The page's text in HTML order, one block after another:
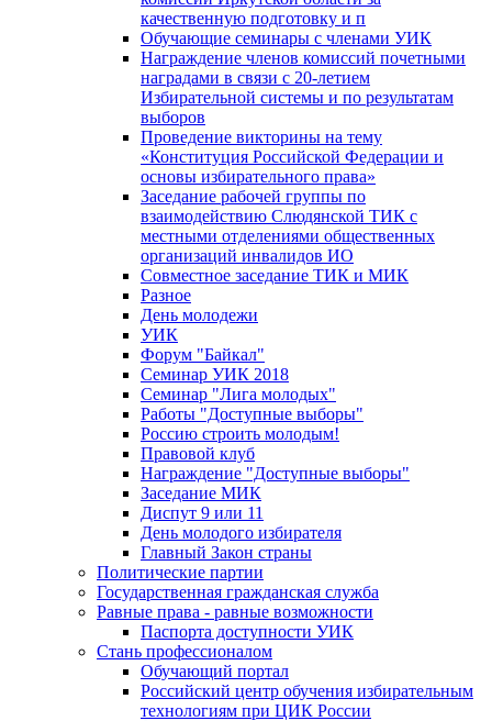
качественную подготовку и п
Обучающие семинары с членами УИК
Награждение членов комиссий почетными
наградами в связи с 20-летием
Избирательной системы и по результатам
выборов
Проведение викторины на тему
«Конституция Российской Федерации и
основы избирательного права»
Заседание рабочей группы по
взаимодействию Слюдянской ТИК с
местными отделениями общественных
организаций инвалидов ИО
Совместное заседание ТИК и МИК
Разное
День молодежи
УИК
Форум "Байкал"
Семинар УИК 2018
Семинар "Лига молодых"
Работы "Доступные выборы"
Россию строить молодым!
Правовой клуб
Награждение "Доступные выборы"
Заседание МИК
Диспут 9 или 11
День молодого избирателя
Главный Закон страны
Политические партии
Государственная гражданская служба
Равные права - равные возможности
Паспорта доступности УИК
Стань профессионалом
Обучающий портал
Российский центр обучения избирательным
технологиям при ЦИК России